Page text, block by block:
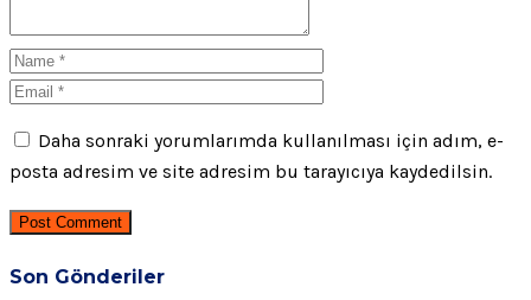
Daha sonraki yorumlarımda kullanılması için adım, e-
posta adresim ve site adresim bu tarayıcıya kaydedilsin.
Post Comment
Son Gönderiler